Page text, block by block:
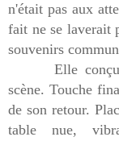
n'était pas aux
fait ne se laverait
souvenirs
Elle conçut
scène. Touche
de son retour.
table nue,